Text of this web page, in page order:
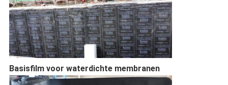
Basisfilm voor waterdichte membranen